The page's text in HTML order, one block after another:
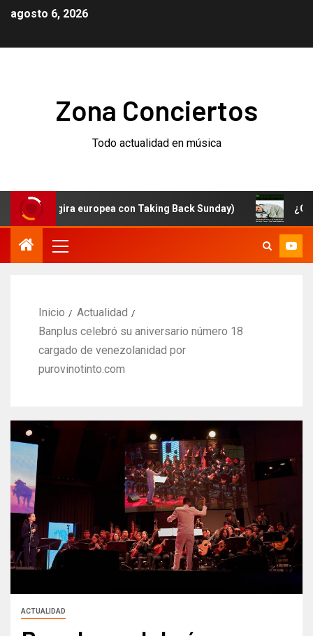
agosto 6, 2026
Zona Conciertos
Todo actualidad en música
gira europea con Taking Back Sunday) ¿Qué está
Inicio
Actualidad
Banplus celebró su aniversario número 18
cargado de venezolanidad por
purovinotinto.com
ACTUALIDAD